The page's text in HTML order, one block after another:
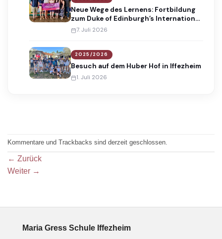
Neue Wege des Lernens: Fortbildung
zum Duke of Edinburgh’s International
Award
7. Juli 2026
2025/2026
Besuch auf dem Huber Hof in Iffezheim
1. Juli 2026
Kommentare und Trackbacks sind derzeit geschlossen.
← Zurück
Weiter →
Maria Gress Schule Iffezheim